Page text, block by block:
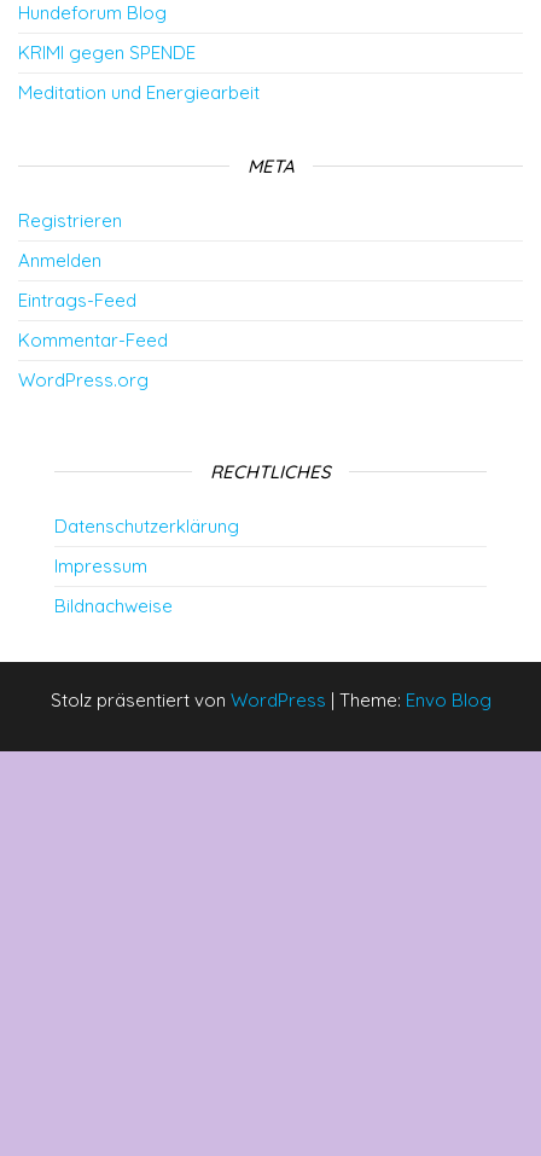
Hundeforum Blog
KRIMI gegen SPENDE
Meditation und Energiearbeit
META
Registrieren
Anmelden
Eintrags-Feed
Kommentar-Feed
WordPress.org
RECHTLICHES
Datenschutzerklärung
Impressum
Bildnachweise
Stolz präsentiert von WordPress | Theme: Envo Blog